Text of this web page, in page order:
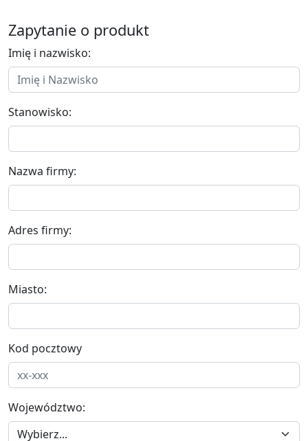
Zapytanie o produkt
Imię i nazwisko:
Stanowisko:
Nazwa firmy:
Adres firmy:
Miasto:
Kod pocztowy
Województwo: